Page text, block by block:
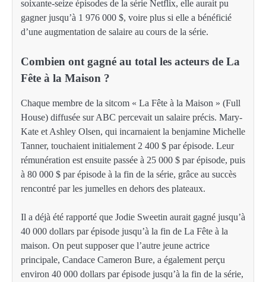
soixante-seize épisodes de la série Netflix, elle aurait pu
gagner jusqu’à 1 976 000 $, voire plus si elle a bénéficié
d’une augmentation de salaire au cours de la série.
Combien ont gagné au total les acteurs de La
Fête à la Maison ?
Chaque membre de la sitcom « La Fête à la Maison » (Full
House) diffusée sur ABC percevait un salaire précis. Mary-
Kate et Ashley Olsen, qui incarnaient la benjamine Michelle
Tanner, touchaient initialement 2 400 $ par épisode. Leur
rémunération est ensuite passée à 25 000 $ par épisode, puis
à 80 000 $ par épisode à la fin de la série, grâce au succès
rencontré par les jumelles en dehors des plateaux.
Il a déjà été rapporté que Jodie Sweetin aurait gagné jusqu’à
40 000 dollars par épisode jusqu’à la fin de La Fête à la
maison. On peut supposer que l’autre jeune actrice
principale, Candace Cameron Bure, a également perçu
environ 40 000 dollars par épisode jusqu’à la fin de la série,